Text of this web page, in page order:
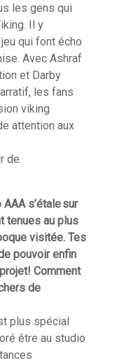
les gens qui
Il y
qui font écho
Avec Ashraf
et Darby
les fans
viking
attention aux
de
s’étale sur
tenues au plus
visitée. Tes
pouvoir enfin
Comment
de
plus spécial
être au studio